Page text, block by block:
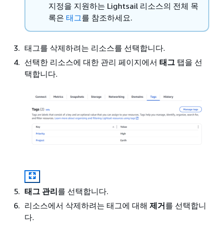
지정을 지원하는 Lightsail 리소스의 전체 목
록은 태그를 참조하세요.
태그를 삭제하려는 리소스를 선택합니다.
선택한 리소스에 대한 관리 페이지에서 태그 탭을 선
택합니다.
태그 관리를 선택합니다.
리소스에서 삭제하려는 태그에 대해 제거를 선택합니
다.